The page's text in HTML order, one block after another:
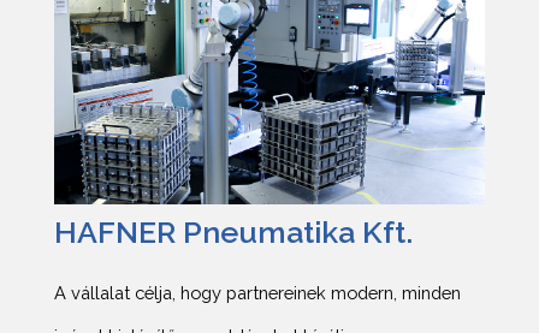
HAFNER Pneumatika Kft.
A vállalat célja, hogy partnereinek modern, minden